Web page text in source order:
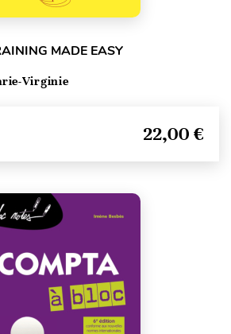
MADE EASY
Virginie
22,00 €